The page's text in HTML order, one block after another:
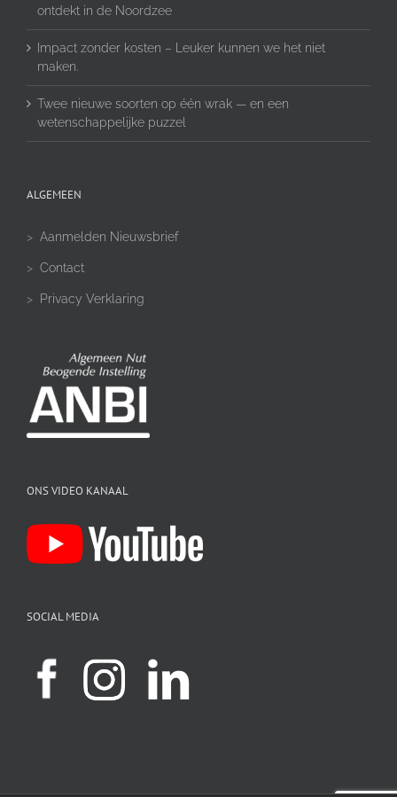
ontdekt in de Noordzee
Impact zonder kosten – Leuker kunnen we het niet
maken.
Twee nieuwe soorten op één wrak — en een
wetenschappelijke puzzel
ALGEMEEN
> Aanmelden Nieuwsbrief
> Contact
> Privacy Verklaring
ONS VIDEO KANAAL
SOCIAL MEDIA